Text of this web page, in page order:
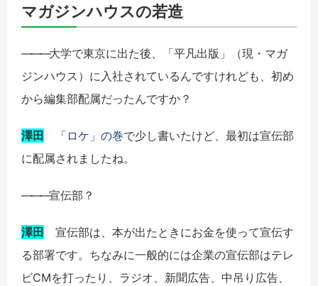
マガジンハウスの若造
―――大学で東京に出た後、「平凡出版」（現・マガ
ジンハウス）に入社されているんですけれども、初め
から編集部配属だったんですか？
澤田 「ロケ」の巻で少し書いたけど、最初は宣伝部
に配属されましたね。
―――宣伝部？
澤田
宣伝部は、本が出たときにお金を使って宣伝す
る部署です。ちなみに一般的には企業の宣伝部はテレ
ビCMを打ったり、ラジオ、新聞広告、中吊り広告、